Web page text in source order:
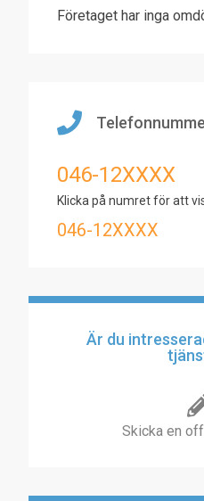
Företaget har inga
046-12XXXX
Klicka på numret för att
046-12XXXX
Är du
Skicka en